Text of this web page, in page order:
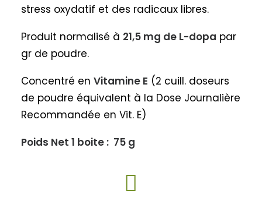
stress oxydatif et des radicaux libres.
Produit normalisé à 21,5 mg de L-dopa par
gr de poudre.
Concentré en Vitamine E (2 cuill. doseurs
de poudre équivalent à la Dose Journalière
Recommandée en Vit. E)
Poids Net 1 boite : 75 g